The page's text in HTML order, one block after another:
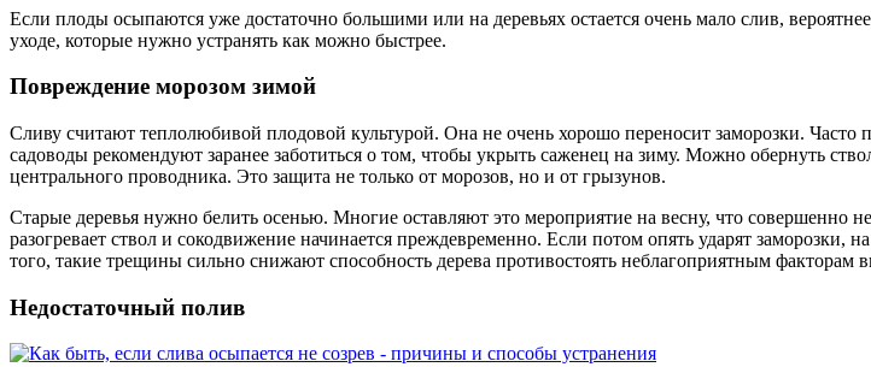
Если плоды осыпаются уже достаточно большими или на деревьях остается очень мало слив,
уходе, которые нужно устранять как можно быстрее.
Повреждение морозом зимой
Сливу считают теплолюбивой плодовой культурой. Она не очень хорошо переносит заморозки.
садоводы рекомендуют заранее заботиться о том, чтобы укрыть саженец на зиму. Можно обернуть
центрального проводника. Это защита не только от морозов, но и от грызунов.
Старые деревья нужно белить осенью. Многие оставляют это мероприятие на весну, что
разогревает ствол и сокодвижение начинается преждевременно. Если потом опять ударят
того, такие трещины сильно снижают способность дерева противостоять неблагоприятным
Недостаточный полив